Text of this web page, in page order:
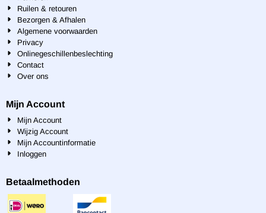
Ruilen & retouren
Bezorgen & Afhalen
Algemene voorwaarden
Privacy
Onlinegeschillenbeslechting
Contact
Over ons
Mijn Account
Mijn Account
Wijzig Account
Mijn Accountinformatie
Inloggen
Betaalmethoden